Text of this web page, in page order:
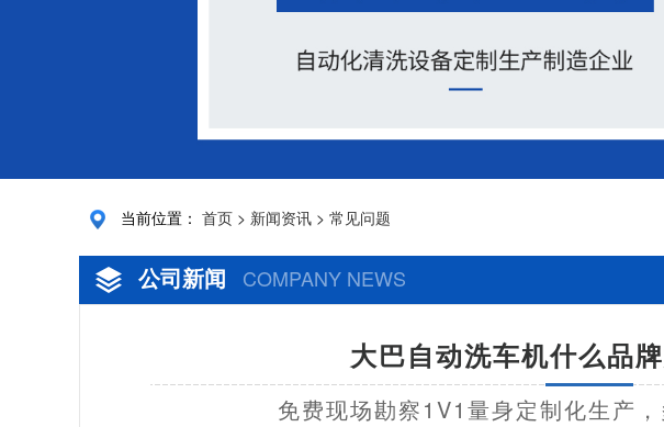
当前位置： 首页 > 新闻资讯 > 常见问题
公司新闻 COMPANY NEWS
大巴自动洗车机什么品
免费现场勘察1V1量身定制化生产